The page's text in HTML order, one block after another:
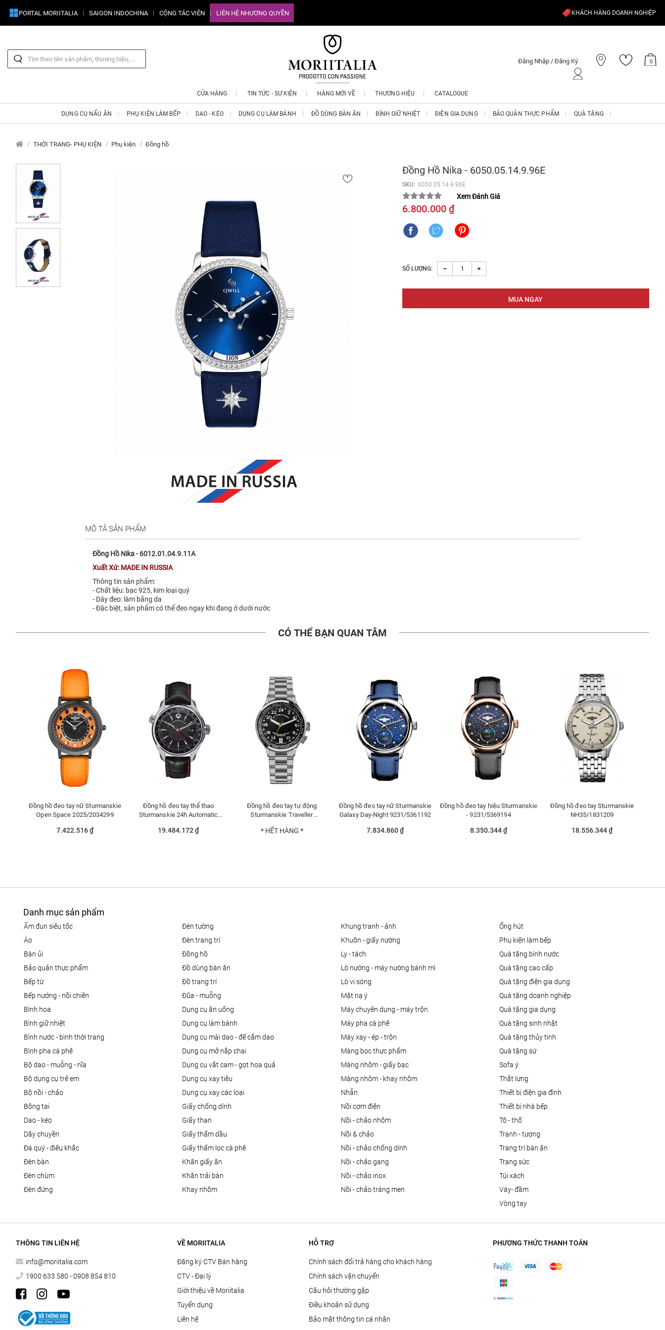
PORTAL MORIITALIA SAIGON INDOCHINA CỘNG TÁC VIÊN LIÊN HỆ NHƯỢNG QUYỀN KHÁCH HÀNG DOANH NGHIỆP
Đăng Nhập / Đăng Ký 0
CỬA HÀNG TIN TỨC - SỰ KIỆN HÀNG MỚI VỀ THƯƠNG HIỆU CATALOGUE
DỤNG CỤ NẤU ĂN PHỤ KIỆN LÀM BẾP DAO - KÉO DỤNG CỤ LÀM BÁNH ĐỒ DÙNG BÀN ĂN BÌNH GIỮ NHIỆT ĐIỆN GIA DỤNG BẢO QUẢN THỰC PHẨM QUÀ TẶNG
THỜI TRANG- PHỤ KIỆN Phụ kiện Đồng hồ
Đồng Hồ Nika - 6050.05.14.9.96E
SKU: 6050.05.14.9.96E
Xem Đánh Giá
6.800.000 ₫
SỐ LƯỢNG:
MÔ TẢ SẢN PHẨM
Đồng Hồ Nika - 6012.01.04.9.11A
Xuất Xứ: MADE IN RUSSIA
Thông tin sản phẩm:
- Chất liệu: bạc 925, kim loại quý
- Dây đeo: làm bằng da
- Đặc biệt, sản phẩm có thể đeo ngay khi đang ở dưới nước
CÓ THỂ BẠN QUAN TÂM
Đồng hồ đeo tay nữ Sturmanskie
Open Space 2025/2034299
7.422.516 ₫
Đồng hồ đeo tay thể thao
Sturmanskie 24h Automatic
19.484.172 ₫
Đồng hồ đeo tay tự động
Sturmanskie Traveller
* HẾT HÀNG *
Đồng hồ đeo tay nữ Sturmanskie
Galaxy Day-Night 9231/5361192
7.834.860 ₫
Đồng hồ đeo tay hiệu Sturmanskie
- 9231/5369194
8.350.344 ₫
Đồng hồ đeo tay Sturmanskie
NH35/1831209
18.556.344 ₫
Danh mục sản phẩm
ấm đun siêu tốc
áo
bàn ủi
bảo quản thực phẩm
bếp từ
bếp nướng - nồi chiên
bình hoa
bình giữ nhiệt
bình nước - bình thời trang
bình pha cà phê
bộ dao - muỗng - nĩa
bộ dụng cụ trẻ em
bộ nồi - chảo
bông tai
dao - kéo
dây chuyền
đá quý - điêu khắc
đèn bàn
đèn chùm
đèn đứng
đèn tường
đèn trang trí
đồng hồ
đồ dùng bàn ăn
đồ trang trí
đũa - muỗng
dụng cụ ăn uống
dụng cụ làm bánh
dụng cụ mài dao - đế cắm dao
dụng cụ mở nắp chai
dụng cụ vắt cam - gọt hoa quả
dụng cụ xay tiêu
dụng cụ xay các loại
giấy chống dính
giấy than
giấy thấm dầu
giấy thấm lọc cà phê
khăn giấy ăn
khăn trải bàn
khay nhôm
khung tranh - ảnh
khuôn - giấy nướng
ly - tách
lò nướng - máy nướng bánh mì
lò vi sóng
mặt nạ ý
máy chuyên dụng - máy trộn
máy pha cà phê
máy xay - ép - trộn
màng bọc thực phẩm
màng nhôm - giấy bạc
màng nhôm - khay nhôm
nhẫn
nồi cơm điện
nồi - chảo nhôm
nồi & chảo
nồi - chảo chống dính
nồi - chảo gang
nồi - chảo inox
nồi - chảo tráng men
ống hút
phụ kiện làm bếp
quà tặng bình nước
quà tặng cao cấp
quà tặng điện gia dụng
quà tặng doanh nghiệp
quà tặng gia dụng
quà tặng sinh nhật
quà tặng thủy tinh
quà tặng sứ
sofa ý
thắt lưng
thiết bị điện gia đình
thiết bị nhà bếp
tô - thố
tranh - tượng
trang trí bàn ăn
trang sức
túi xách
váy- đầm
vòng tay
THÔNG TIN LIÊN HỆ
info@moriitalia.com
1900 633 580 - 0908 854 810
VỀ MORIITALIA
Đăng ký CTV Bán hàng
CTV - Đại lý
Giới thiệu về Moriitalia
Tuyển dụng
Liên hệ
HỖ TRỢ
Chính sách đổi trả hàng cho khách hàng
Chính sách vận chuyển
Câu hỏi thường gặp
Điều khoản sử dụng
Bảo mật thông tin cá nhân
PHƯƠNG THỨC THANH TOÁN